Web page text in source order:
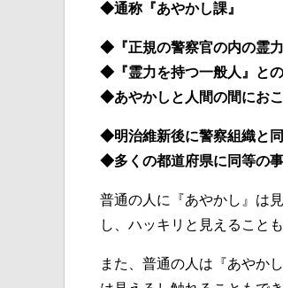
◆通称『あやかし課』
◆『正規の警察官の内の霊
◆『霊力を持つ一般人』と
◆あやかしと人間の間にお
◆明治維新後に警察組織と
◆多くの都道府県に同等の
普通の人に『あやかし』は
し、ハッキリと見えること
また、普通の人は『あやか